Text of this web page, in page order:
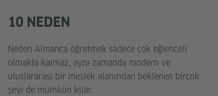
10 NEDEN
Neden Almanca öğretmek sadece çok eğlenceli
olmakla kalmaz, aynı zamanda modern ve
uluslararası bir meslek alanından beklenen birçok
şeyi de mümkün kılar.